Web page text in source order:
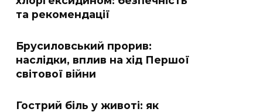
та рекомендації
Брусиловський прорив:
наслідки, вплив на хід Першої
світової війни
Гострий біль у животі: як